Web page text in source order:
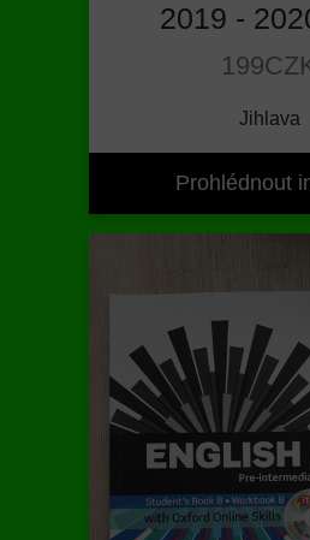
2019 -
Jihlava
Prohlédnout